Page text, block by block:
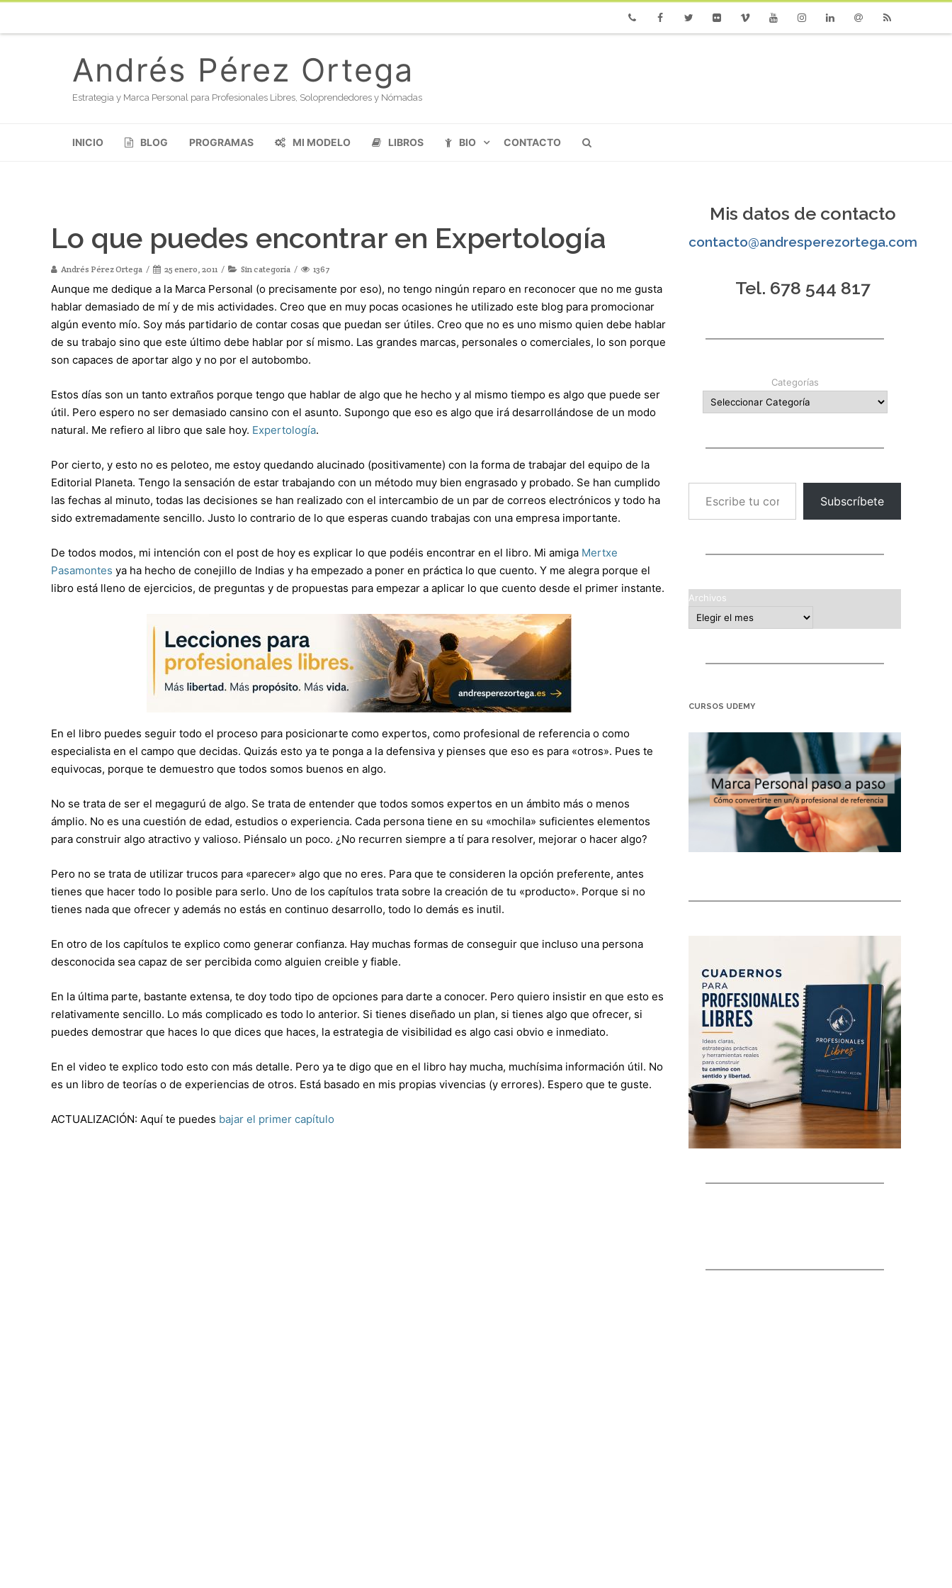
Andrés Pérez Ortega
Estrategia y Marca Personal para Profesionales Libres, Soloprendedores y Nómadas
INICIO BLOG PROGRAMAS MI MODELO LIBROS BIO CONTACTO
Lo que puedes encontrar en Expertología
Andrés Pérez Ortega 25 enero, 2011 Sin categoría 1367
Aunque me dedique a la Marca Personal (o precisamente por eso), no tengo ningún reparo en reconocer que no me gusta
hablar demasiado de mí y de mis actividades. Creo que en muy pocas ocasiones he utilizado este blog para promocionar
algún evento mío. Soy más partidario de contar cosas que puedan ser útiles. Creo que no es uno mismo quien debe hablar
de su trabajo sino que este último debe hablar por sí mismo. Las grandes marcas, personales o comerciales, lo son porque
son capaces de aportar algo y no por el autobombo.
Estos días son un tanto extraños porque tengo que hablar de algo que he hecho y al mismo tiempo es algo que puede ser
útil. Pero espero no ser demasiado cansino con el asunto. Supongo que eso es algo que irá desarrollándose de un modo
natural. Me refiero al libro que sale hoy. Expertología.
Por cierto, y esto no es peloteo, me estoy quedando alucinado (positivamente) con la forma de trabajar del equipo de la
Editorial Planeta. Tengo la sensación de estar trabajando con un método muy bien engrasado y probado. Se han cumplido
las fechas al minuto, todas las decisiones se han realizado con el intercambio de un par de correos electrónicos y todo ha
sido extremadamente sencillo. Justo lo contrario de lo que esperas cuando trabajas con una empresa importante.
De todos modos, mi intención con el post de hoy es explicar lo que podéis encontrar en el libro. Mi amiga Mertxe
Pasamontes ya ha hecho de conejillo de Indias y ha empezado a poner en práctica lo que cuento. Y me alegra porque el
libro está lleno de ejercicios, de preguntas y de propuestas para empezar a aplicar lo que cuento desde el primer instante.
En el libro puedes seguir todo el proceso para posicionarte como expertos, como profesional de referencia o como
especialista en el campo que decidas. Quizás esto ya te ponga a la defensiva y pienses que eso es para «otros». Pues te
equivocas, porque te demuestro que todos somos buenos en algo.
No se trata de ser el megagurú de algo. Se trata de entender que todos somos expertos en un ámbito más o menos
ámplio. No es una cuestión de edad, estudios o experiencia. Cada persona tiene en su «mochila» suficientes elementos
para construir algo atractivo y valioso. Piénsalo un poco. ¿No recurren siempre a tí para resolver, mejorar o hacer algo?
Pero no se trata de utilizar trucos para «parecer» algo que no eres. Para que te consideren la opción preferente, antes
tienes que hacer todo lo posible para serlo. Uno de los capítulos trata sobre la creación de tu «producto». Porque si no
tienes nada que ofrecer y además no estás en continuo desarrollo, todo lo demás es inutil.
En otro de los capítulos te explico como generar confianza. Hay muchas formas de conseguir que incluso una persona
desconocida sea capaz de ser percibida como alguien creible y fiable.
En la última parte, bastante extensa, te doy todo tipo de opciones para darte a conocer. Pero quiero insistir en que esto es
relativamente sencillo. Lo más complicado es todo lo anterior. Si tienes diseñado un plan, si tienes algo que ofrecer, si
puedes demostrar que haces lo que dices que haces, la estrategia de visibilidad es algo casi obvio e inmediato.
En el video te explico todo esto con más detalle. Pero ya te digo que en el libro hay mucha, muchísima información útil. No
es un libro de teorías o de experiencias de otros. Está basado en mis propias vivencias (y errores). Espero que te guste.
ACTUALIZACIÓN: Aquí te puedes bajar el primer capítulo
Mis datos de contacto
contacto@andresperezortega.com
Tel. 678 544 817
Categorías
Escribe tu correo electrónico…
Subscríbete
Archivos
CURSOS UDEMY